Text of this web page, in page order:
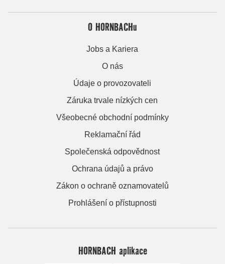
O HORNBACHu
Jobs a Kariera
O nás
Údaje o provozovateli
Záruka trvale nízkých cen
Všeobecné obchodní podmínky
Reklamační řád
Společenská odpovědnost
Ochrana údajů a právo
Zákon o ochraně oznamovatelů
Prohlášení o přístupnosti
HORNBACH aplikace